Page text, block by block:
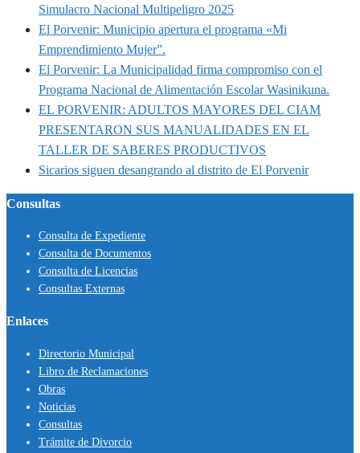
Simulacro Nacional Multipeligro 2025
El Porvenir: Municipio apertura el programa «Mi
Emprendimiento Mujer”.
El Porvenir: La Municipalidad firma compromiso con el
Programa Nacional de Alimentación Escolar Wasinikuna.
EL PORVENIR: ADULTOS MAYORES DEL CIAM
PRESENTARON SUS MANUALIDADES EN EL
TALLER DE SABERES PRODUCTIVOS
Sicarios siguen desangrando al distrito de El Porvenir
Consultas
Consulta de Expediente
Consulta de Documentos
Consulta de Licencias
Consultas Externas
Enlaces
Directorio Municipal
Libro de Reclamaciones
Obras
Noticias
Consultas
Trámite de Divorcio